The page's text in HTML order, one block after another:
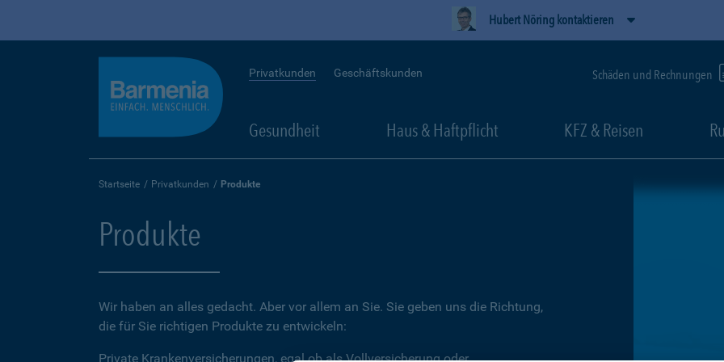
Hubert Nöring kontaktieren
Privatkunden Geschäftskunden Schäden und Rechnungen
Gesundheit Haus & Haftpflicht KFZ & Reisen
Startseite Privatkunden Produkte
Produkte
Wir haben an alles gedacht. Aber vor allem an Sie. Sie geben uns die Richtung,
die für Sie richtigen Produkte zu entwickeln:
Private Krankenversicherungen, egal ob als Vollversicherung oder